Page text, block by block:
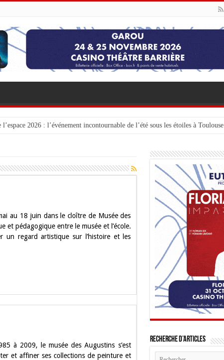
2026 : l’événement incontournable de l’été sous les étoiles à Toulouse
au 18 juin dans le cloître de Musée des
et pédagogique entre le musée et l’école.
un regard artistique sur l’histoire et les
à 2009, le musée des Augustins s’est
et affiner ses collections de peinture et
Recherche d’articles